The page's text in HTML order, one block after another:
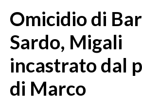
MEDIO CAMPIDANO
ORISTANO E PROVINCIA
SASSARI E PROVINCIA
GALLURA
NUORO E PROVINCIA
OGLIASTRA
Omicidio di
Sardo, Migali
incastrato dal
di Marco